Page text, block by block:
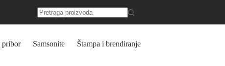
pribor Samsonite Štampa i brendiranje